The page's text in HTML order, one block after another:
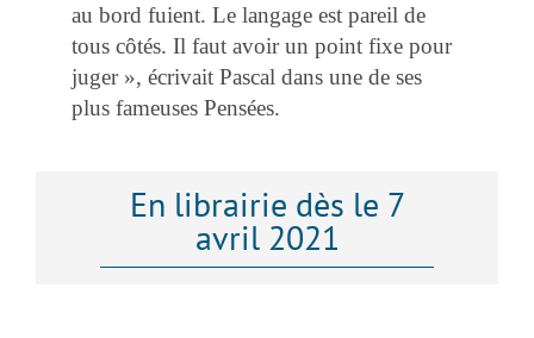
au bord fuient. Le langage est pareil de
tous côtés. Il faut avoir un point fixe pour
juger », écrivait Pascal dans une de ses
plus fameuses Pensées.
En librairie dès le 7
avril 2021